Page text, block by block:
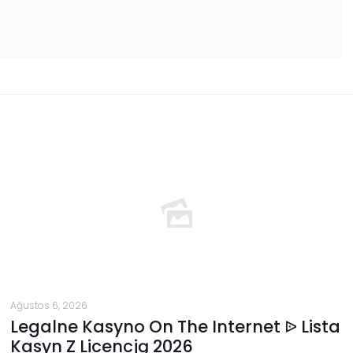
Ağustos 6, 2026
Legalne Kasyno On The Internet ᐉ Lista
Kasyn Z Licencją 2026